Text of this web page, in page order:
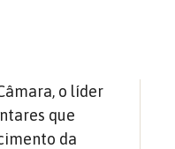
o líder
que
da